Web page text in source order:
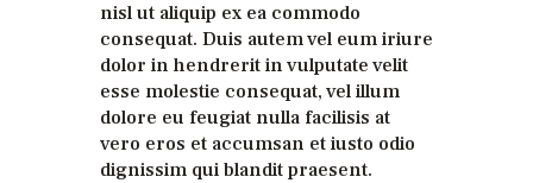
nisl ut aliquip ex ea commodo
consequat. Duis autem vel eum iriure
dolor in hendrerit in vulputate velit
esse molestie consequat, vel illum
dolore eu feugiat nulla facilisis at
vero eros et accumsan et iusto odio
dignissim qui blandit praesent.